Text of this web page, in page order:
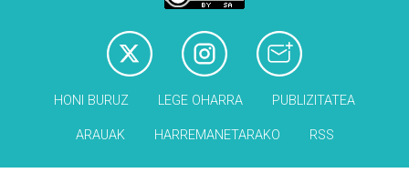
HONI BURUZ LEGE OHARRA PUBLIZITATEA
ARAUAK HARREMANETARAKO RSS